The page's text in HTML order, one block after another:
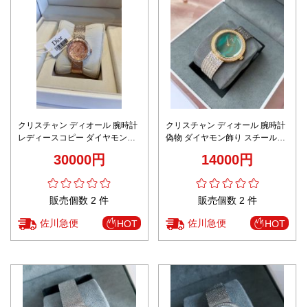
クリスチャン ディオール 腕時計
レディースコピー ダイヤモン飾
30000円
販売個数 2 件
佐川急便 HOT
クリスチャン ディオール 腕時計
偽物 ダイヤモン飾り スチールバ
14000円
販売個数 2 件
佐川急便 HOT